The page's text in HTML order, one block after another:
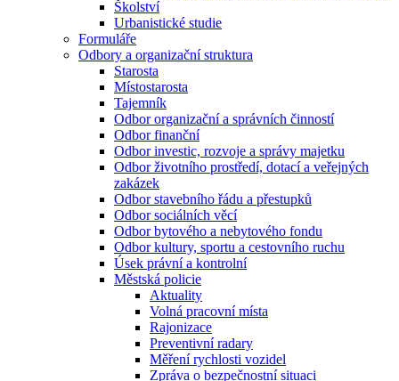
Školství
Urbanistické studie
Formuláře
Odbory a organizační struktura
Starosta
Místostarosta
Tajemník
Odbor organizační a správních činností
Odbor finanční
Odbor investic, rozvoje a správy majetku
Odbor životního prostředí, dotací a veřejných
zakázek
Odbor stavebního řádu a přestupků
Odbor sociálních věcí
Odbor bytového a nebytového fondu
Odbor kultury, sportu a cestovního ruchu
Úsek právní a kontrolní
Městská policie
Aktuality
Volná pracovní místa
Rajonizace
Preventivní radary
Měření rychlosti vozidel
Zpráva o bezpečnostní situaci